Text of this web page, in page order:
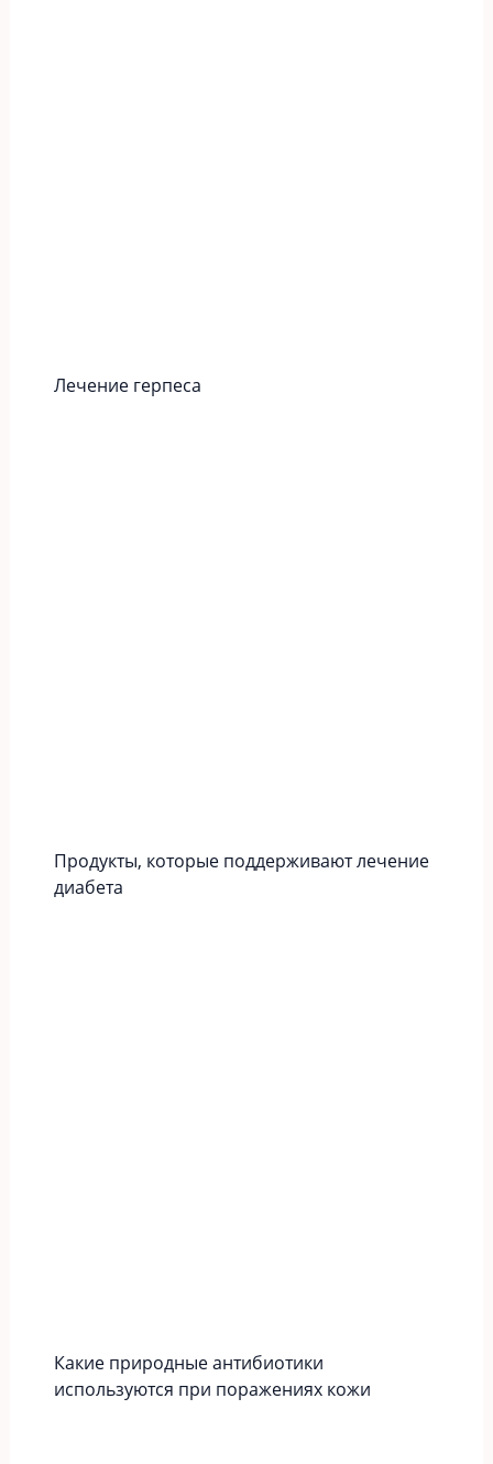
Лечение герпеса
Продукты, которые поддерживают лечение
диабета
Какие природные антибиотики
используются при поражениях кожи